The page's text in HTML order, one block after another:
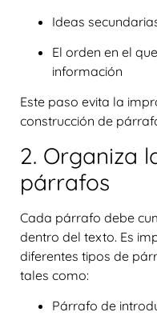
Ideas
El orden en el
información
Este paso evita la
construcción de
2. Organiza
párrafos
Cada párrafo debe
dentro del texto. Es
diferentes tipos de
tales como:
Párrafo de